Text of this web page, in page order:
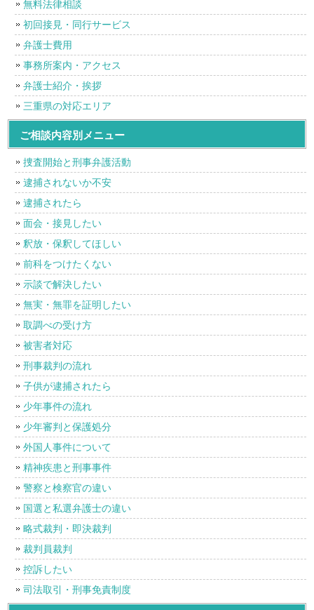
無料法律相談
初回接見・同行サービス
弁護士費用
事務所案内・アクセス
弁護士紹介・挨拶
三重県の対応エリア
ご相談内容別メニュー
捜査開始と刑事弁護活動
逮捕されないか不安
逮捕されたら
面会・接見したい
釈放・保釈してほしい
前科をつけたくない
示談で解決したい
無実・無罪を証明したい
取調べの受け方
被害者対応
刑事裁判の流れ
子供が逮捕されたら
少年事件の流れ
少年審判と保護処分
外国人事件について
精神疾患と刑事事件
警察と検察官の違い
国選と私選弁護士の違い
略式裁判・即決裁判
裁判員裁判
控訴したい
司法取引・刑事免責制度